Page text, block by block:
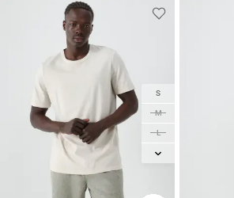
S
M
L
XL